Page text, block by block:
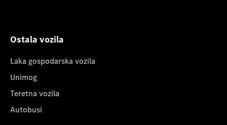
Ostala vozila
Laka gospodarska vozila
Unimog
Teretna vozila
Autobusi